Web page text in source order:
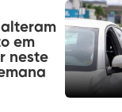
alteram
em
neste